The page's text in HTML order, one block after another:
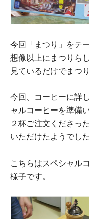
今回「まつり」をテ
想像以上にまつりら
見ているだけでまつ
今回、コーヒーに詳
ャルコーヒーを準備
２杯ご注文くださっ
いただけたようでし
こちらはスペシャル
様子です。